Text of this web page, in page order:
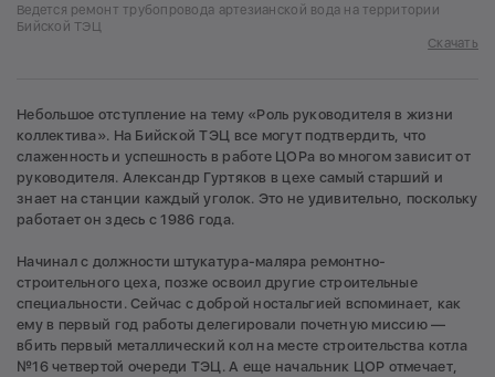
Ведется ремонт трубопровода артезианской вода на территории
Бийской ТЭЦ
Скачать
Небольшое отступление на тему «Роль руководителя в жизни
коллектива». На Бийской ТЭЦ все могут подтвердить, что
слаженность и успешность в работе ЦОРа во многом зависит от
руководителя. Александр Гуртяков в цехе самый старший и
знает на станции каждый уголок. Это не удивительно, поскольку
работает он здесь с 1986 года.
Начинал с должности штукатура-маляра ремонтно-
строительного цеха, позже освоил другие строительные
специальности. Сейчас с доброй ностальгией вспоминает, как
ему в первый год работы делегировали почетную миссию —
вбить первый металлический кол на месте строительства котла
№16 четвертой очереди ТЭЦ. А еще начальник ЦОР отмечает,